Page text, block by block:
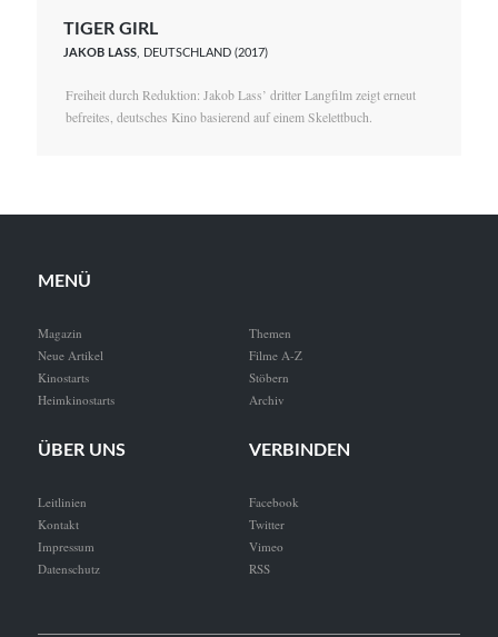
TIGER GIRL
JAKOB LASS , DEUTSCHLAND (2017)
Freiheit durch Reduktion: Jakob Lass’ dritter Langfilm zeigt erneut
befreites, deutsches Kino basierend auf einem Skelettbuch.
MENÜ
Magazin
Neue Artikel
Kinostarts
Heimkinostarts
Themen
Filme A-Z
Stöbern
Archiv
ÜBER UNS
Leitlinien
Kontakt
Impressum
Datenschutz
VERBINDEN
Facebook
Twitter
Vimeo
RSS